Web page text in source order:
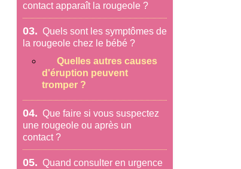
contact apparaît la rougeole ?
03. Quels sont les symptômes de
la rougeole chez le bébé ?
Quelles autres causes
d'éruption peuvent
tromper ?
04. Que faire si vous suspectez
une rougeole ou après un
contact ?
05. Quand consulter en urgence